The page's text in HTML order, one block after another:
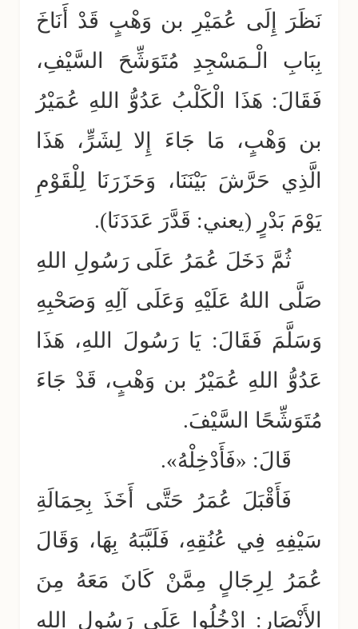
نَظَرَ إِلَى عُمَيْرِ بن وَهْبٍ قَدْ أَنَاخَ
بِبَابِ الْـمَسْجِدِ مُتَوَشِّحَ السَّيْفِ،
فَقَالَ: هَذَا الْكَلْبُ عَدُوُّ اللهِ عُمَيْرُ
بن وَهْبٍ، مَا جَاءَ إِلا لِشَرٍّ، هَذَا
الَّذِي حَرَّشَ بَيْنَنَا، وَحَزَرَنَا لِلْقَوْمِ
يَوْمَ بَدْرٍ (يعني: قَدَّرَ عَدَدَنَا).
ثُمَّ دَخَلَ عُمَرُ عَلَى رَسُولِ اللهِ
صَلَّى اللهُ عَلَيْهِ وَعَلَى آلِهِ وَصَحْبِهِ
وَسَلَّمَ فَقَالَ: يَا رَسُولَ اللهِ، هَذَا
عَدُوُّ اللهِ عُمَيْرُ بن وَهْبٍ، قَدْ جَاءَ
مُتَوَشِّحًا السَّيْفَ.
قَالَ: «فَأَدْخِلْهُ».
فَأَقْبَلَ عُمَرُ حَتَّى أَخَذَ بِحِمَالَةِ
سَيْفِهِ فِي عُنُقِهِ، فَلَبَّبَهُ بِهَا، وَقَالَ
عُمَرُ لِرِجَالٍ مِمَّنْ كَانَ مَعَهُ مِنَ
الأَنْصَارِ: ادْخُلُوا عَلَى رَسُولِ اللهِ